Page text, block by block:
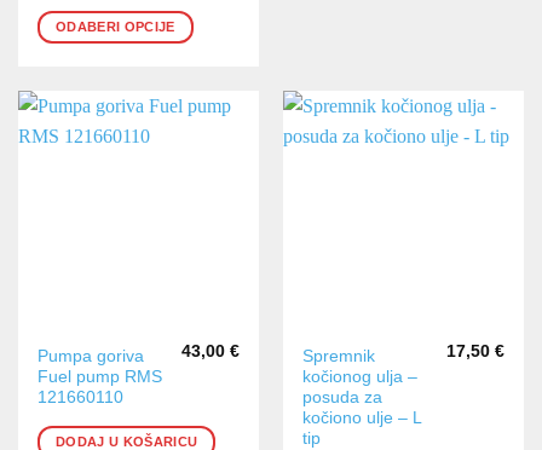
ODABERI OPCIJE
se
mogu
stranici
proizvoda
stranici
proizvoda
Pumpa goriva
Fuel pump RMS
121660110
43,00 €
DODAJ U KOŠARICU
Spremnik
kočionog ulja –
posuda za
kočiono ulje – L
tip
17,50 €